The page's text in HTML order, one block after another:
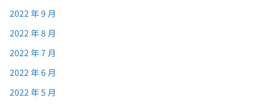
2022 年 9 月
2022 年 8 月
2022 年 7 月
2022 年 6 月
2022 年 5 月